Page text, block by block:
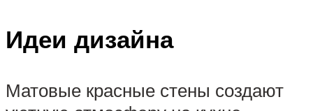
Идеи дизайна
Матовые красные стены создают